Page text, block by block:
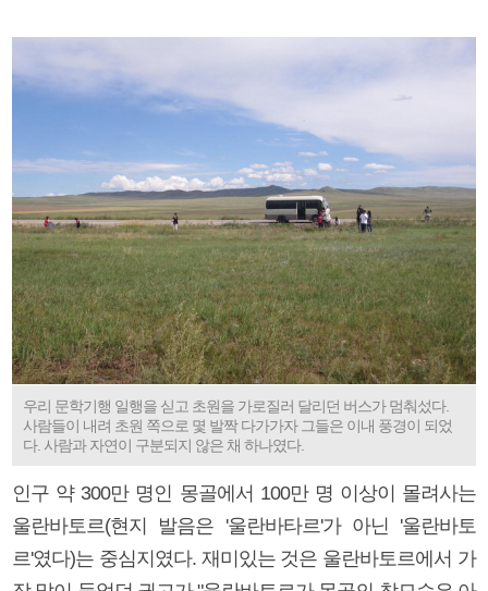
우리 문학기행 일행을 싣고 초원을 가로질러 달리던 버스가 멈춰섰다.
사람들이 내려 초원 쪽으로 몇 발짝 다가가자 그들은 이내 풍경이 되었
다. 사람과 자연이 구분되지 않은 채 하나였다.
인구 약 300만 명인 몽골에서 100만 명 이상이 몰려사는
울란바토르(현지 발음은 '울란바타르'가 아닌 '울란바토
르'였다)는 중심지였다. 재미있는 것은 울란바토르에서 가